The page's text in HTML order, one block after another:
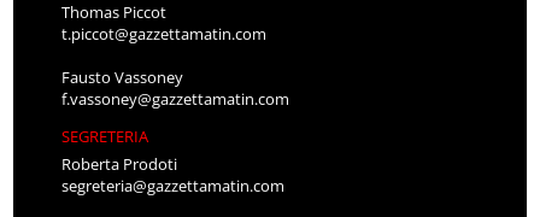
Thomas Piccot
t.piccot@gazzettamatin.com
Fausto Vassoney
f.vassoney@gazzettamatin.com
SEGRETERIA
Roberta Prodoti
segreteria@gazzettamatin.com